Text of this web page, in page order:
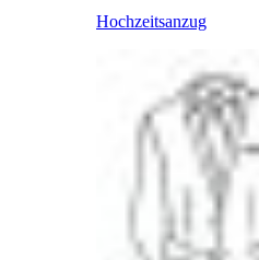
Hochzeitsanzug